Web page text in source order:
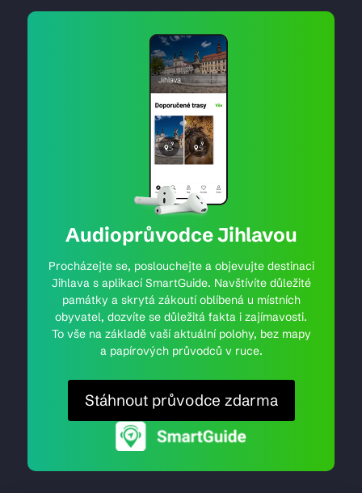
Audioprůvodce Jihlavou
Procházejte se, poslouchejte a objevujte destinaci
Jihlava s aplikací SmartGuide. Navštívíte důležité
památky a skrytá zákoutí oblíbená u místních
obyvatel, dozvíte se důležitá fakta i zajímavosti.
To vše na základě vaší aktuální polohy, bez mapy
a papírových průvodců v ruce.
Stáhnout průvodce zdarma